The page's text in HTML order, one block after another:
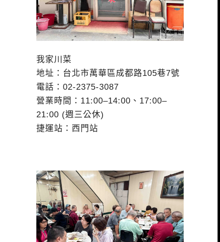
我家川菜
地址：台北市萬華區成都路105巷7號
電話：02-2375-3087
營業時間：11:00–14:00、17:00–
21:00 (週三公休)
捷運站：西門站